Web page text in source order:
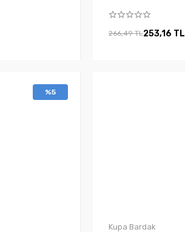
266,49 TL253,16 TL
%5
Kupa Bardak